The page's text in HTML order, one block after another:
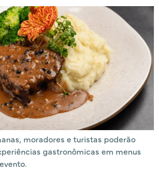
moradores e turistas poderão
gastronômicas em menus